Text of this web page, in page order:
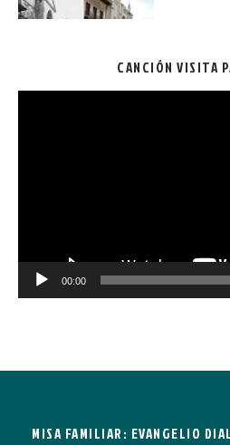
CANCIÓN VISITA
00:00
MISA FAMILIAR: EVANGELIO